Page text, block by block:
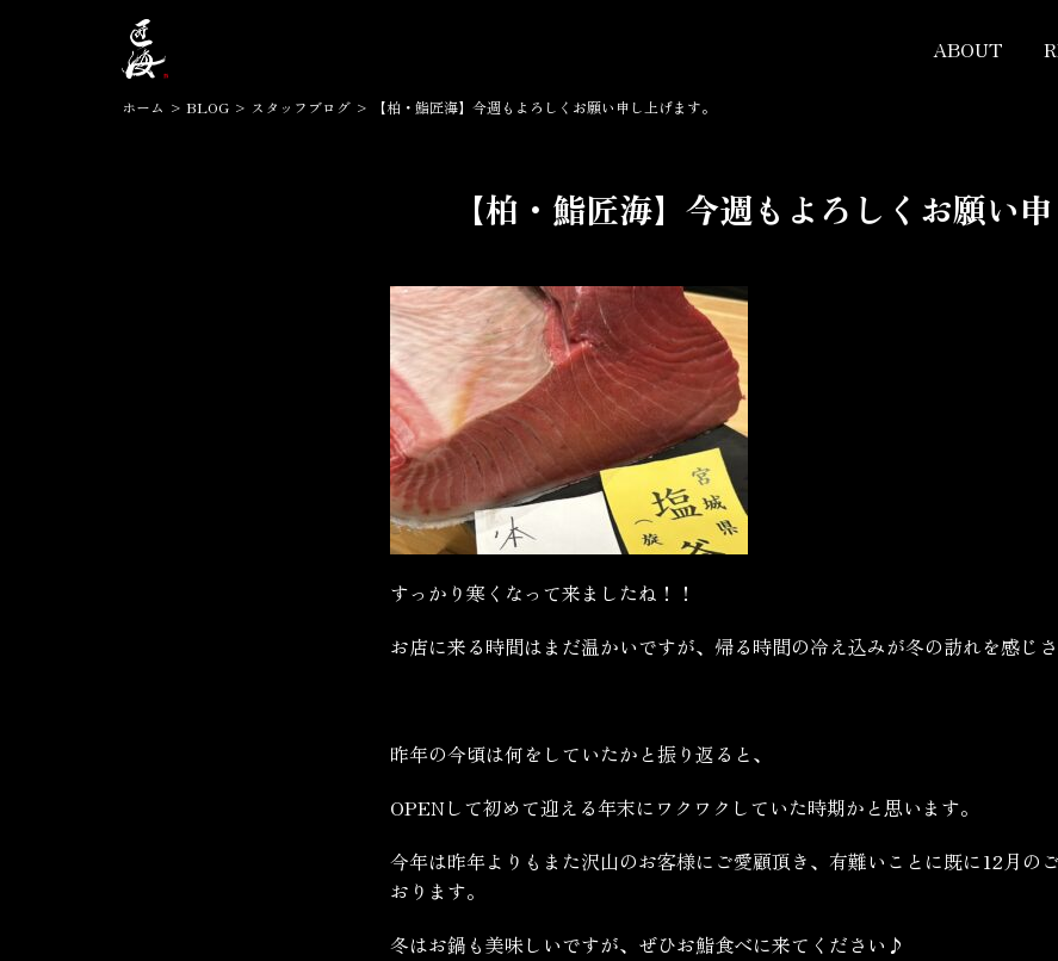
ABOUT
ホーム > BLOG > スタッフブログ > 【柏・鮨匠海】今週もよろしくお願い申し上げます。
【柏・鮨匠海】今週もよろしくお願い
すっかり寒くなって来ましたね！！
お店に来る時間はまだ温かいですが、帰る時間の冷え込みが冬の訪れを感じさ
昨年の今頃は何をしていたかと振り返ると、
OPENして初めて迎える年末にワクワクしていた時期かと思います。
今年は昨年よりもまた沢山のお客様にご愛顧頂き、有難いことに既に12月の
おります。
冬はお鍋も美味しいですが、ぜひお鮨食べに来てください♪